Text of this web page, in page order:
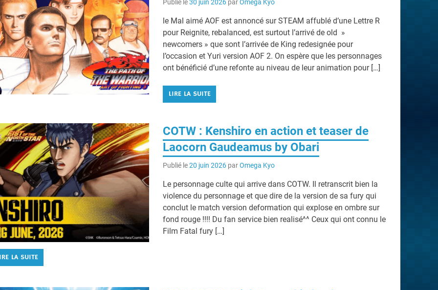
Publié le30 juin 2026 parOmega Kyo
le Mal aimé AOF est annoncé sur STEAM affublé d’une Lettre R
pour Reignite, rebalanced, est surtout l’arrivé de old »
newcomers » que sont l’arrivée de King redesignée pour
l’occasion et Yuri version AOF 2. On espère que les personnages
ont bénéficié d’une refonte au niveau de leur animation pour […]
LIRE LA SUITE
COTW : Kenshiro en action et teaser de
Laocorn Gaudeamus by Obari
Publié le20 juin 2026 parOmega Kyo
Le personnage culte qui arrive dans COTW. Il retranscrit bien la
violence du personnage et que dire de la version de sa fury qui
conclut le match version deformation qui explose en ombre sur
fond rouge !!!! Du fan service bien realisé^^ Ceux qui ont connu le
Film Fatal fury […]
LA SUITE